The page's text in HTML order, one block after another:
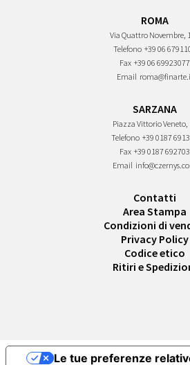
ROMA
Via Quattro Novembre,
Telefono +39 06
Fax +39 06 69923077
Email
SARZANA
Piazza Vittorio Veneto,
Telefono +39 0187
Fax +39 0187 692703
Email
Contatti
Area Stampa
Condizioni di
Privacy Policy
Codice etico
Ritiri e
Le tue preferenze